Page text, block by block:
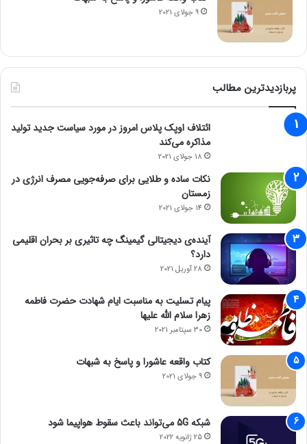
9 جولای 2021
پربازدیدترین مطالب
ائتلاف اوپک پلاس امروز در مورد سیاست جدید تولید
مذاکره می‌کند
18 جولای 2021
نکات ساده و طلایی برای صرفه‌جویی مصرف انرژی در
زمستان
14 جولای 2021
آینده‌ی دیجیتالی گیمینگ چه تاثیری بر بحران اقلیمی
دارد؟
28 آوریل 2021
پیام تسلیت به مناسبت ایام شهادت حضرت فاطمه
زهرا سلام الله علیها
30 سپتامبر 2021
کتاب واقعه عاشورا و پاسخ به شبهات
9 جولای 2021
شبکه 5G می‌تواند باعث سقوط هواپیما شود
25 ژانویه 2022